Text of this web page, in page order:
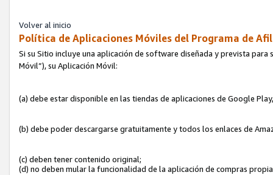
Volver al inicio
Política de Aplicaciones Móviles del Programa de
Si su Sitio incluye una aplicación de software diseñada y prevista
Móvil”), su Aplicación Móvil:
(a) debe estar disponible en las tiendas de aplicaciones de Google
(b) debe poder descargarse gratuitamente y todos los enlaces de
(c) deben tener contenido original;
(d) no deben mular la funcionalidad de la aplicación de compras